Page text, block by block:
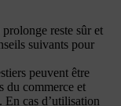
reste sûr et
suivants pour
peuvent être
du commerce et
En cas d’utilisation